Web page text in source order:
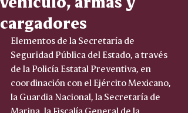
cargadores
Elementos de la Secretaría de
Seguridad Pública del Estado, a través
de la Policía Estatal Preventiva, en
coordinación con el Ejército Mexicano,
la Guardia Nacional, la Secretaría de
Marina, la Fiscalía General de la